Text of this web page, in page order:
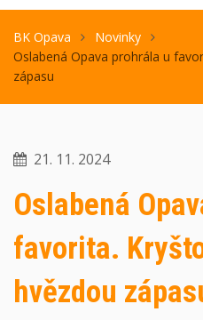
BK Opava
Novinky
Oslabená Opava prohrála u
zápasu
21. 11. 2024
Oslabená
favorita.
hvězdou